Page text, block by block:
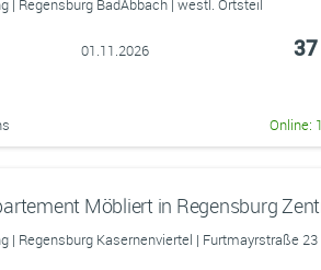
| Regensburg BadAbbach | westl. Ortsteil
01.11.2026 37
Online:
| Regensburg Kasernenviertel | Furtmayrstraße 23